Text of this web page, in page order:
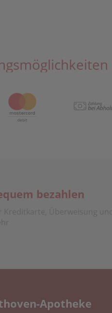
bezahlen
Kreditkarte, Überweisung
Apotheke